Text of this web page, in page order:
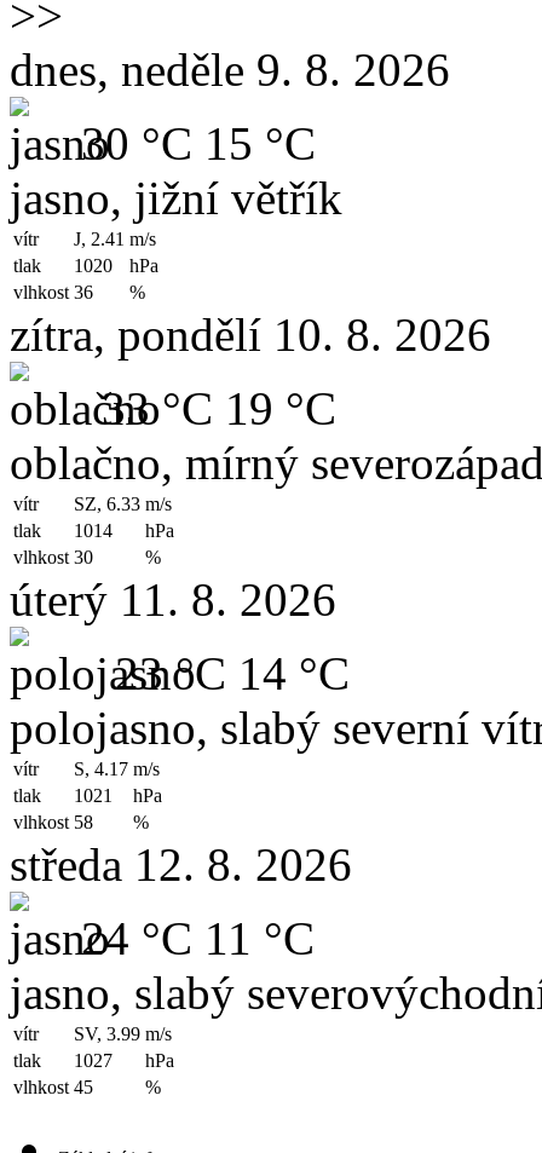
>>
dnes, neděle 9. 8. 2026
30 °C 15 °C
jasno, jižní větřík
vítr J, 2.41 m/s
tlak
1020
hPa
vlhkost 36 %
zítra, pondělí 10. 8. 2026
33 °C 19 °C
oblačno, mírný
vítr SZ, 6.33 m/s
tlak
1014
hPa
vlhkost 30 %
úterý 11. 8. 2026
23 °C 14 °C
polojasno, slabý severní
vítr S, 4.17 m/s
tlak
1021
hPa
vlhkost 58 %
středa 12. 8. 2026
24 °C 11 °C
jasno, slabý
vítr SV, 3.99 m/s
tlak
1027
hPa
vlhkost 45 %